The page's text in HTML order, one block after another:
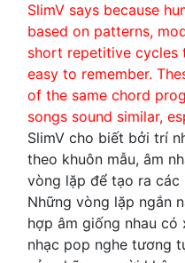
SlimV says because
based on patterns,
short repetitive cycles
easy to remember.
of the same chord
songs sound similar,
SlimV cho biết bởi trí
theo khuôn mẫu, âm
vòng lặp để tạo ra
Những vòng lặp ngắn
hợp âm giống nhau có
nhạc pop nghe tương